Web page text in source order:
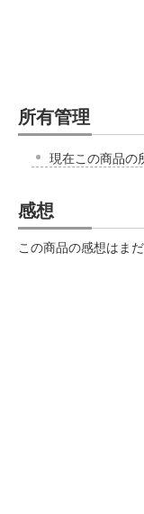
所有管理
現在この商品の
感想
この商品の感想はまだ